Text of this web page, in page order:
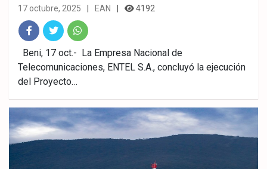
17 octubre, 2025 EAN 4192
Fac
ebo
Twitt
er
What
sAp
Beni, 17 oct.- La Empresa Nacional de
Telecomunicaciones, ENTEL S.A., concluyó la ejecución
del Proyecto…